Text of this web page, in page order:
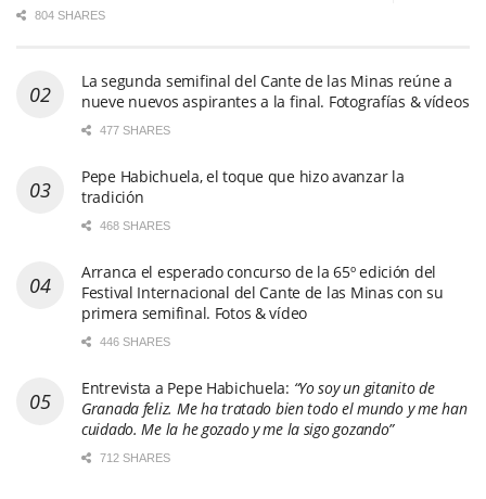
804 SHARES
La segunda semifinal del Cante de las Minas reúne a
nueve nuevos aspirantes a la final. Fotografías & vídeos
477 SHARES
Pepe Habichuela, el toque que hizo avanzar la
tradición
468 SHARES
Arranca el esperado concurso de la 65º edición del
Festival Internacional del Cante de las Minas con su
primera semifinal. Fotos & vídeo
446 SHARES
Entrevista a Pepe Habichuela: “Yo soy un gitanito de
Granada feliz. Me ha tratado bien todo el mundo y me han
cuidado. Me la he gozado y me la sigo gozando”
712 SHARES